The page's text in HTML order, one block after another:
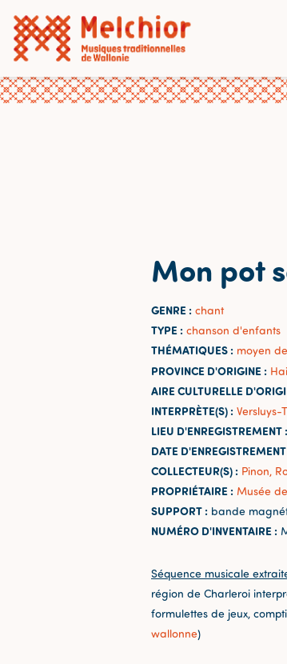
Mon pot
GENRE : chant
TYPE : chanson d'enfants
THÉMATIQUES : moyen
PROVINCE D'ORIGINE :
AIRE CULTURELLE
INTERPRÈTE(S) :
LIEU D'ENREGISTREMENT :
DATE
COLLECTEUR(S) : Pinon,
PROPRIÉTAIRE : Musée
SUPPORT : bande
NUMÉRO D'INVENTAIRE :
Séquence musicale
région de Charleroi
formulettes de jeux,
wallonne)